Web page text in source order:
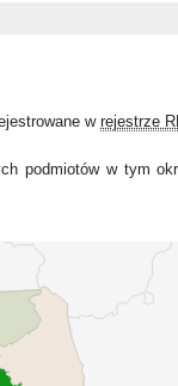
w rejestrze
podmiotów w tym